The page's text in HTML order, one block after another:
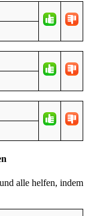
und alle helfen, indem